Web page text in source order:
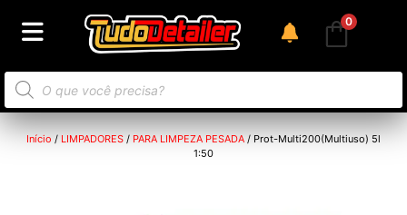
0
Início / LIMPADORES / PARA LIMPEZA PESADA / Prot-Multi200(Multiuso) 5l
1:50